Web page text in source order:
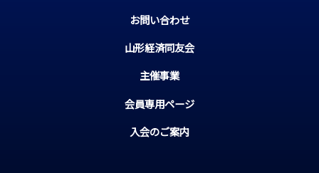
お問い合わせ
山形経済同友会
主催事業
会員専用ページ
入会のご案内